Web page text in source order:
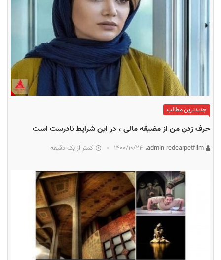
جدیدترین مطالب
حرف زدن من از مضیقه مالی ، در این شرایط نادرست است
۱۴۰۰/۱۰/۲۴ کمتر از یک دقیقه